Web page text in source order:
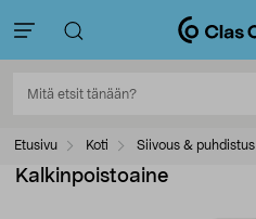
Etusivu Koti Siivous & puhdistus
Kalkinpoistoaine